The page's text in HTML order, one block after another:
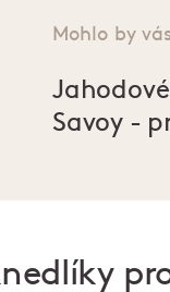
Mohlo by
Savoy -